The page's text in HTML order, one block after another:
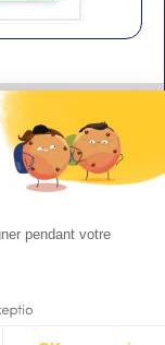
pendant votre